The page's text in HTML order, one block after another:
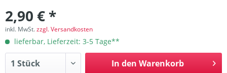
2,90 € *
inkl. MwSt.zzgl. Versandkosten
lieferbar, Lieferzeit: 3-5 Tage**
In den Warenkorb